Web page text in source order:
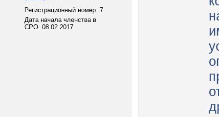
Регистрационный номер: 7
Дата начала членства в
СРО: 08.02.2017